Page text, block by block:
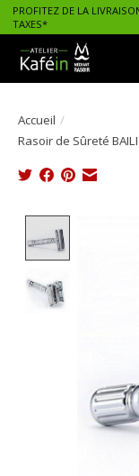
PROFITEZ DE LA
TAXES*
Accueil /
Rasoir de Sûreté